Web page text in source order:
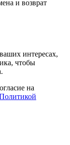
и возврат
интересах,
чтобы
на